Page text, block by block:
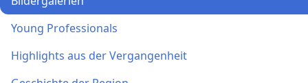
Young Professionals
Highlights aus der Vergangenheit